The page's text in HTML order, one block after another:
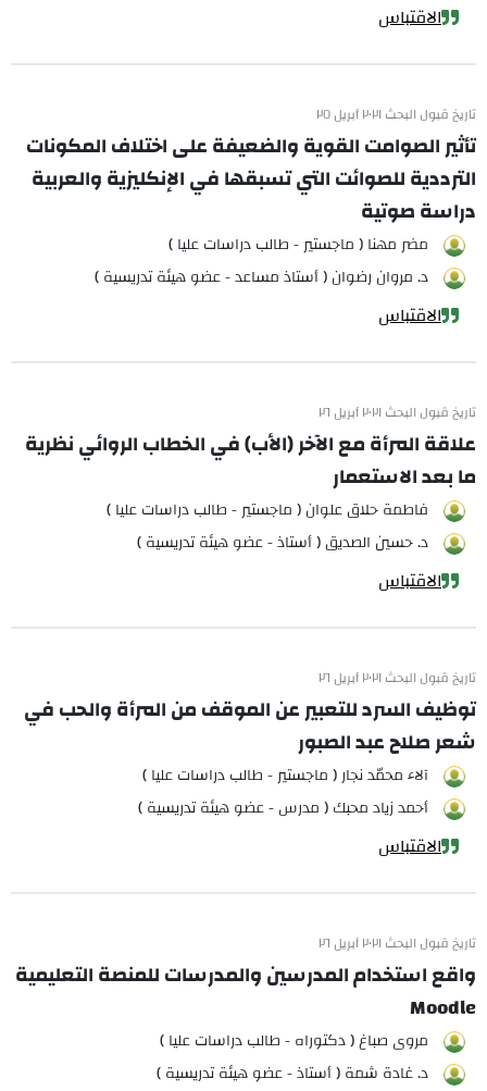
الاقتباس
تاريخ قبول البحث ٢٠٢١ أبريل ٢٥
تأثير الصوامت القوية والضعيفة على اختلاف المكونات
الترددية للصوائت التي تسبقها في الإنكليزية والعربية
دراسة صوتية
مضر مهنا ( ماجستير - طالب دراسات عليا )
د. مروان رضوان ( أستاذ مساعد - عضو هيئة تدريسية )
الاقتباس
تاريخ قبول البحث ٢٠٢١ أبريل ٢٦
علاقة المرأة مع الآخر (الأب) في الخطاب الروائي نظرية
ما بعد الاستعمار
فاطمة حلاق علوان ( ماجستير - طالب دراسات عليا )
د. حسين الصديق ( أستاذ - عضو هيئة تدريسية )
الاقتباس
تاريخ قبول البحث ٢٠٢١ أبريل ٢٦
توظيف السرد للتعبير عن الموقف من المرأة والحب في
شعر صلاح عبد الصبور
آلاء محمّد نجار ( ماجستير - طالب دراسات عليا )
أحمد زياد محبك ( مدرس - عضو هيئة تدريسية )
الاقتباس
تاريخ قبول البحث ٢٠٢١ أبريل ٢٦
واقع استخدام المدرسين والمدرسات للمنصة التعليمية
Moodle
مروى صباغ ( دكتوراه - طالب دراسات عليا )
د. غادة شمة ( أستاذ - عضو هيئة تدريسية )